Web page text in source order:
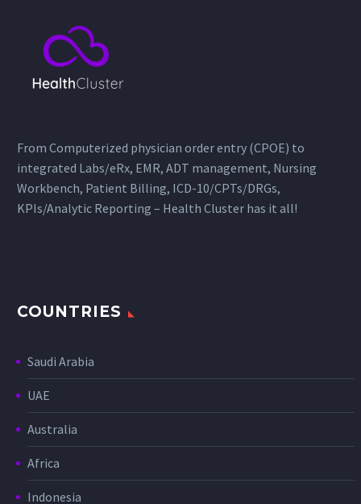
From Computerized physician order entry (CPOE) to
integrated Labs/eRx, EMR, ADT management, Nursing
Workbench, Patient Billing, ICD-10/CPTs/DRGs,
KPIs/Analytic Reporting – Health Cluster has it all!
COUNTRIES
Saudi Arabia
UAE
Australia
Africa
Indonesia